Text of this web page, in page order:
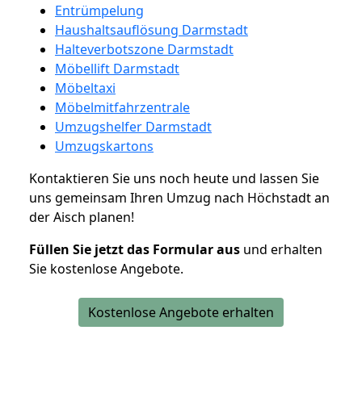
Entrümpelung
Haushaltsauflösung Darmstadt
Halteverbotszone Darmstadt
Möbellift Darmstadt
Möbeltaxi
Möbelmitfahrzentrale
Umzugshelfer Darmstadt
Umzugskartons
Kontaktieren Sie uns noch heute und lassen Sie
uns gemeinsam Ihren Umzug nach Höchstadt an
der Aisch planen!
Füllen Sie jetzt das Formular aus und erhalten
Sie kostenlose Angebote.
Kostenlose Angebote erhalten